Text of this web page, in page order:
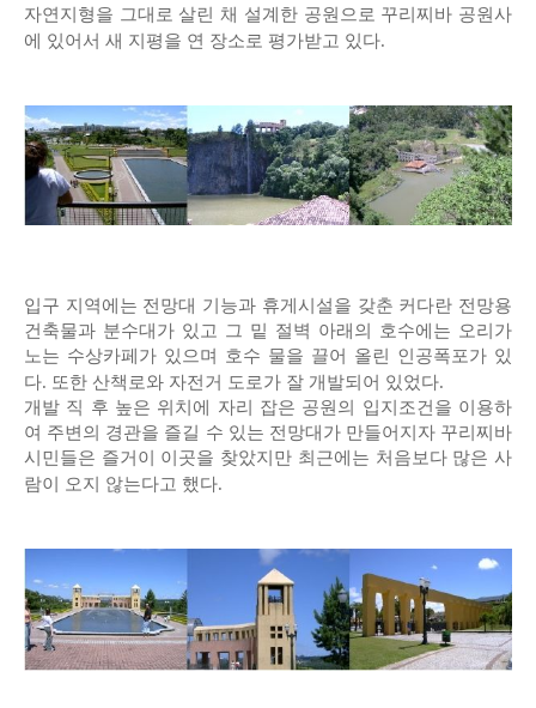
자연지형을 그대로 살린 채 설계한 공원으로 꾸리찌바 공원사
에 있어서 새 지평을 연 장소로 평가받고 있다.
입구 지역에는 전망대 기능과 휴게시설을 갖춘 커다란 전망용
건축물과 분수대가 있고 그 밑 절벽 아래의 호수에는 오리가
노는 수상카페가 있으며 호수 물을 끌어 올린 인공폭포가 있
다. 또한 산책로와 자전거 도로가 잘 개발되어 있었다.
개발 직 후 높은 위치에 자리 잡은 공원의 입지조건을 이용하
여 주변의 경관을 즐길 수 있는 전망대가 만들어지자 꾸리찌바
시민들은 즐거이 이곳을 찾았지만 최근에는 처음보다 많은 사
람이 오지 않는다고 했다.